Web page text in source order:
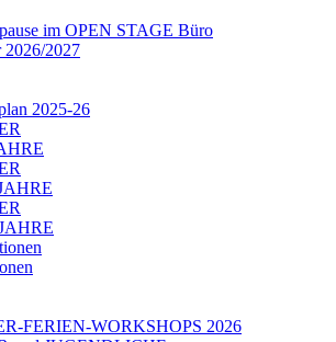
im OPEN STAGE Büro
2026/2027
2025-26
FERIEN-WORKSHOPS 2026